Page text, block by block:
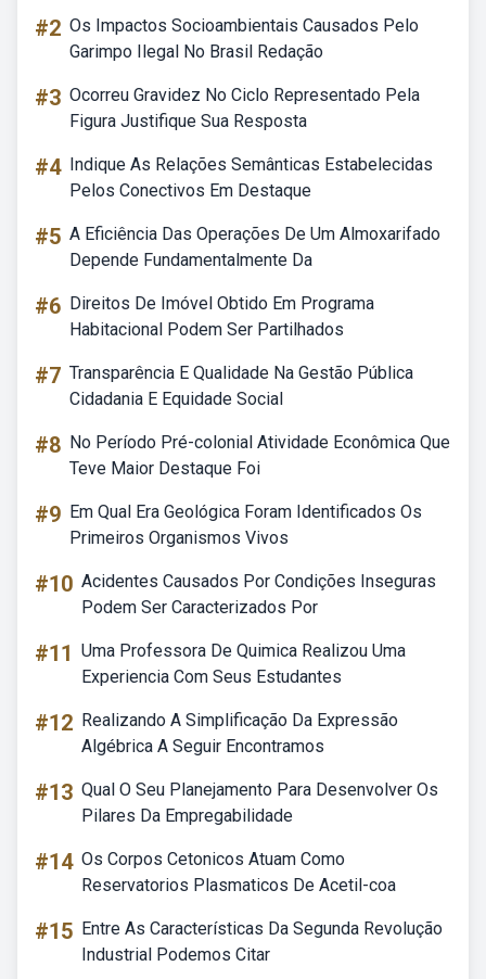
#2 Os Impactos Socioambientais Causados Pelo
Garimpo Ilegal No Brasil Redação
#3 Ocorreu Gravidez No Ciclo Representado Pela
Figura Justifique Sua Resposta
#4 Indique As Relações Semânticas Estabelecidas
Pelos Conectivos Em Destaque
#5 A Eficiência Das Operações De Um Almoxarifado
Depende Fundamentalmente Da
#6 Direitos De Imóvel Obtido Em Programa
Habitacional Podem Ser Partilhados
#7 Transparência E Qualidade Na Gestão Pública
Cidadania E Equidade Social
#8 No Período Pré-colonial Atividade Econômica Que
Teve Maior Destaque Foi
#9 Em Qual Era Geológica Foram Identificados Os
Primeiros Organismos Vivos
#10 Acidentes Causados Por Condições Inseguras
Podem Ser Caracterizados Por
#11 Uma Professora De Quimica Realizou Uma
Experiencia Com Seus Estudantes
#12 Realizando A Simplificação Da Expressão
Algébrica A Seguir Encontramos
#13 Qual O Seu Planejamento Para Desenvolver Os
Pilares Da Empregabilidade
#14 Os Corpos Cetonicos Atuam Como
Reservatorios Plasmaticos De Acetil-coa
#15 Entre As Características Da Segunda Revolução
Industrial Podemos Citar